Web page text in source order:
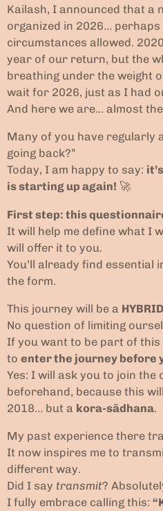
Kailash, I announced that a
organized in 2026…
circumstances allowed.
year of our return, but the
breathing under the weight
wait for 2026, just as I had
And here we are… almost
Many of you have regularly
going back?”
Today, I am happy to say:
is starting up again! 🚀
First step: this
It will help me define what I
will offer it to you.
You’ll already find
the form.
This journey will be a
No question of limiting
If you want to be part of
to enter the journey before
Yes: I will ask you to join the
beforehand, because this
2018… but a kora-sādhana.
My past experience there
It now inspires me to
different way.
Did I say transmit?
I fully embrace calling this: